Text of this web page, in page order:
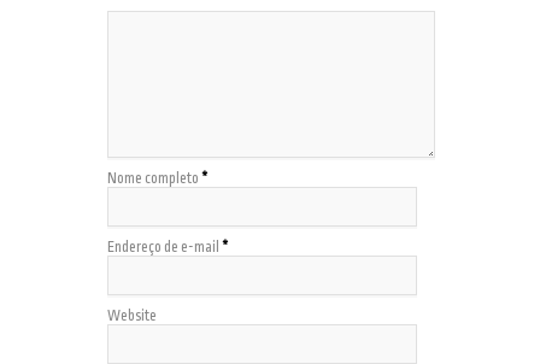
Nome completo *
Endereço de e-mail *
Website